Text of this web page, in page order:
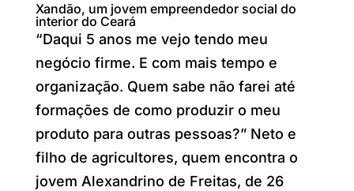
Xandão, um jovem empreendedor social do
interior do Ceará
“Daqui 5 anos me vejo tendo meu
negócio firme. E com mais tempo e
organização. Quem sabe não farei até
formações de como produzir o meu
produto para outras pessoas?” Neto e
filho de agricultores, quem encontra o
jovem Alexandrino de Freitas, de 26